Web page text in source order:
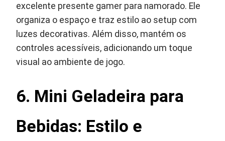
excelente presente gamer para namorado. Ele
organiza o espaço e traz estilo ao setup com
luzes decorativas. Além disso, mantém os
controles acessíveis, adicionando um toque
visual ao ambiente de jogo.
6. Mini Geladeira para
Bebidas: Estilo e